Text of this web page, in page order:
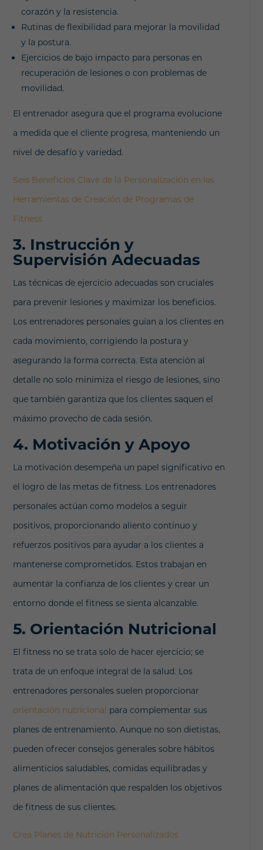
corazón y la resistencia.
Rutinas de flexibilidad para mejorar la movilidad
y la postura.
Ejercicios de bajo impacto para personas en
recuperación de lesiones o con problemas de
movilidad.
El entrenador asegura que el programa evolucione
a medida que el cliente progresa, manteniendo un
nivel de desafío y variedad.
Seis Beneficios Clave de la Personalización en las
Herramientas de Creación de Programas de
Fitness
3. Instrucción y
Supervisión Adecuadas
Las técnicas de ejercicio adecuadas son cruciales
para prevenir lesiones y maximizar los beneficios.
Los entrenadores personales guían a los clientes en
cada movimiento, corrigiendo la postura y
asegurando la forma correcta. Esta atención al
detalle no solo minimiza el riesgo de lesiones, sino
que también garantiza que los clientes saquen el
máximo provecho de cada sesión.
4. Motivación y Apoyo
La motivación desempeña un papel significativo en
el logro de las metas de fitness. Los entrenadores
personales actúan como modelos a seguir
positivos, proporcionando aliento continuo y
refuerzos positivos para ayudar a los clientes a
mantenerse comprometidos. Estos trabajan en
aumentar la confianza de los clientes y crear un
entorno donde el fitness se sienta alcanzable.
5. Orientación Nutricional
El fitness no se trata solo de hacer ejercicio; se
trata de un enfoque integral de la salud. Los
entrenadores personales suelen proporcionar
orientación nutricional para complementar sus
planes de entrenamiento. Aunque no son dietistas,
pueden ofrecer consejos generales sobre hábitos
alimenticios saludables, comidas equilibradas y
planes de alimentación que respalden los objetivos
de fitness de sus clientes.
Crea Planes de Nutrición Personalizados